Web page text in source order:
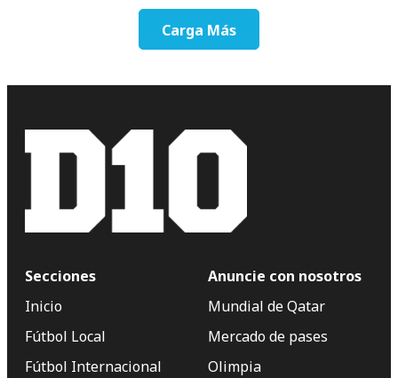
Carga Más
Secciones
Inicio
Fútbol Local
Fútbol Internacional
Anuncie con nosotros
Mundial de Qatar
Mercado de pases
Olimpia